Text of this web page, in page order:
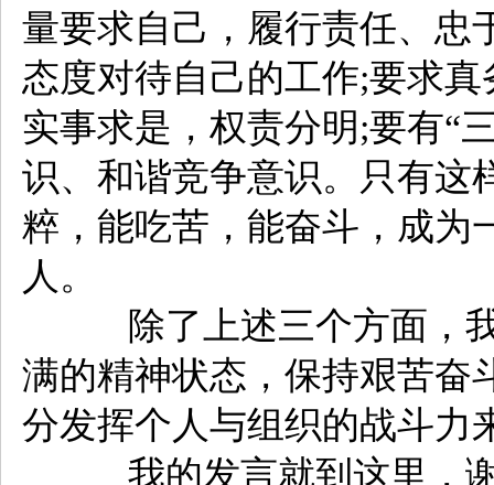
量要求自己，履行责任、忠
态度对待自己的工作;要求
实事求是，权责分明;要有“
识、和谐竞争意识。只有这
粹，能吃苦，能奋斗，成为
人。
除了上述三个方面，我
满的精神状态，保持艰苦奋
分发挥个人与组织的战斗力
我的发言就到这里，